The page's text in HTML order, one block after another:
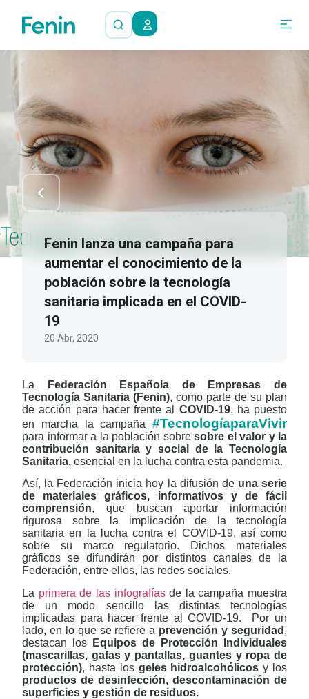
Fenin lanza una campaña para
aumentar el conocimiento de la
población sobre la tecnología
sanitaria implicada en el COVID-
19
20 Abr, 2020
La
Federación Española de Empresas de
Tecnología Sanitaria (Fenin), como parte de su plan
de acción para hacer frente al COVID-19, ha puesto
en marcha la campaña #TecnologíaparaVivir
para informar a la población sobre sobre el valor y la
contribución sanitaria y social de la Tecnología
Sanitaria, esencial en la lucha contra esta pandemia.
Así, la Federación inicia hoy la difusión de una serie
de materiales gráficos, informativos y de fácil
comprensión, que buscan aportar información
rigurosa sobre la implicación de la tecnología
sanitaria en la lucha contra el COVID-19, así como
sobre su marco regulatorio. Dichos materiales
gráficos se difundirán por distintos canales de la
Federación, entre ellos, las redes sociales.
La primera de las infografíasde la campaña muestra
de un modo sencillo las distintas tecnologías
implicadas para hacer frente al COVID-19.
Por un
lado, en lo que se refiere a prevención y seguridad ,
destacan los
Equipos de Protección Individuales
(mascarillas, gafas y pantallas, guantes y ropa de
protección), hasta los geles hidroalcohólicos y los
productos de desinfección, descontaminación de
superficies y gestión de residuos.